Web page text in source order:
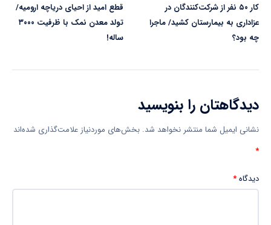
کار ۵۰ نفر از شرکت‌کنندگان در
عزاداری به بیمارستان کشید/ ماجرا
چه بود؟
قطع امید از احیای دریاچه ارومیه/
تولد معدن نمک با ظرفیت ۳۰۰۰
ساله!
دیدگاهتان را بنویسید
نشانی ایمیل شما منتشر نخواهد شد. بخش‌های موردنیاز علامت‌گذاری شده‌اند
*
دیدگاه*